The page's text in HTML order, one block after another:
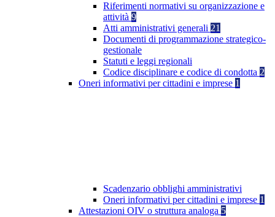
Riferimenti normativi su organizzazione e
attività 9
Atti amministrativi generali 21
Documenti di programmazione strategico-
gestionale
Statuti e leggi regionali
Codice disciplinare e codice di condotta 2
Oneri informativi per cittadini e imprese 1
Scadenzario obblighi amministrativi
Oneri informativi per cittadini e imprese 1
Attestazioni OIV o struttura analoga 5